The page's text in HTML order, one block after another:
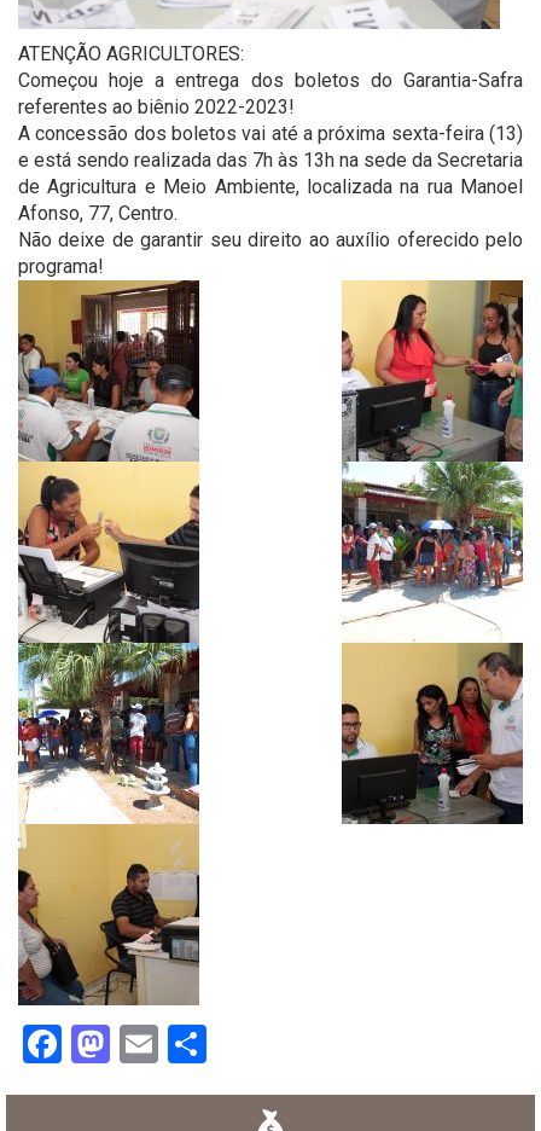
ATENÇÃO AGRICULTORES:
Começou hoje a entrega dos boletos do Garantia-Safra
referentes ao biênio 2022-2023!
A concessão dos boletos vai até a próxima sexta-feira (13)
e está sendo realizada das 7h às 13h na sede da Secretaria
de Agricultura e Meio Ambiente, localizada na rua Manoel
Afonso, 77, Centro.
Não deixe de garantir seu direito ao auxílio oferecido pelo
programa!
Facebook
Mastodon
Email